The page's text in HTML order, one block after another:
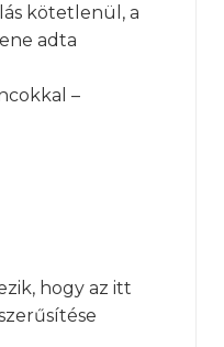
kötetlenül, a
adta
–
hogy az itt